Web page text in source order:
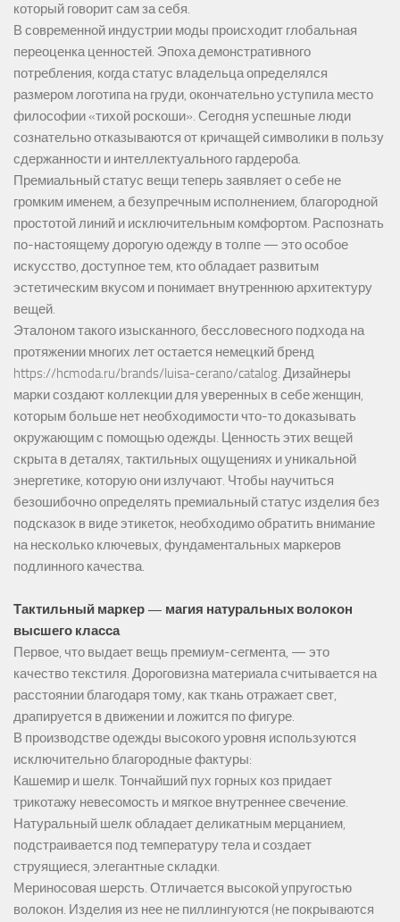
который говорит сам за себя.
В современной индустрии моды происходит глобальная
переоценка ценностей. Эпоха демонстративного
потребления, когда статус владельца определялся
размером логотипа на груди, окончательно уступила место
философии «тихой роскоши». Сегодня успешные люди
сознательно отказываются от кричащей символики в пользу
сдержанности и интеллектуального гардероба.
Премиальный статус вещи теперь заявляет о себе не
громким именем, а безупречным исполнением, благородной
простотой линий и исключительным комфортом. Распознать
по-настоящему дорогую одежду в толпе — это особое
искусство, доступное тем, кто обладает развитым
эстетическим вкусом и понимает внутреннюю архитектуру
вещей.
Эталоном такого изысканного, бессловесного подхода на
протяжении многих лет остается немецкий бренд
https://hcmoda.ru/brands/luisa-cerano/catalog. Дизайнеры
марки создают коллекции для уверенных в себе женщин,
которым больше нет необходимости что-то доказывать
окружающим с помощью одежды. Ценность этих вещей
скрыта в деталях, тактильных ощущениях и уникальной
энергетике, которую они излучают. Чтобы научиться
безошибочно определять премиальный статус изделия без
подсказок в виде этикеток, необходимо обратить внимание
на несколько ключевых, фундаментальных маркеров
подлинного качества.
Тактильный маркер — магия натуральных волокон
высшего класса
Первое, что выдает вещь премиум-сегмента, — это
качество текстиля. Дороговизна материала считывается на
расстоянии благодаря тому, как ткань отражает свет,
драпируется в движении и ложится по фигуре.
В производстве одежды высокого уровня используются
исключительно благородные фактуры:
Кашемир и шелк. Тончайший пух горных коз придает
трикотажу невесомость и мягкое внутреннее свечение.
Натуральный шелк обладает деликатным мерцанием,
подстраивается под температуру тела и создает
струящиеся, элегантные складки.
Мериносовая шерсть. Отличается высокой упругостью
волокон. Изделия из нее не пиллингуются (не покрываются